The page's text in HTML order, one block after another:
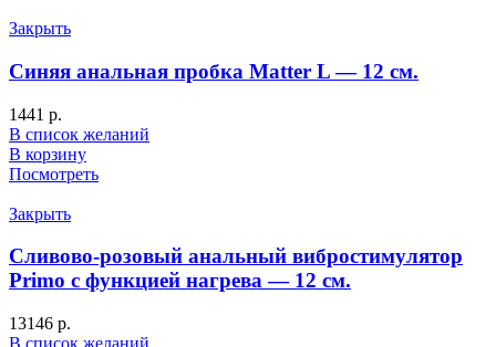
Закрыть
Синяя анальная пробка Matter L — 12 см.
1441 р.
В список желаний
В корзину
Посмотреть
Закрыть
Сливово-розовый анальный вибростимулятор
Primo с функцией нагрева — 12 см.
13146 р.